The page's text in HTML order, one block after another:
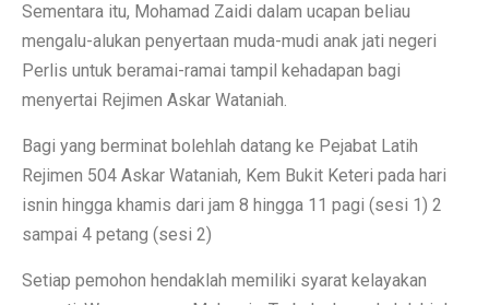
Sementara itu, Mohamad Zaidi dalam ucapan beliau
mengalu-alukan penyertaan muda-mudi anak jati negeri
Perlis untuk beramai-ramai tampil kehadapan bagi
menyertai Rejimen Askar Wataniah.
Bagi yang berminat bolehlah datang ke Pejabat Latih
Rejimen 504 Askar Wataniah, Kem Bukit Keteri pada hari
isnin hingga khamis dari jam 8 hingga 11 pagi (sesi 1) 2
sampai 4 petang (sesi 2)
Setiap pemohon hendaklah memiliki syarat kelayakan